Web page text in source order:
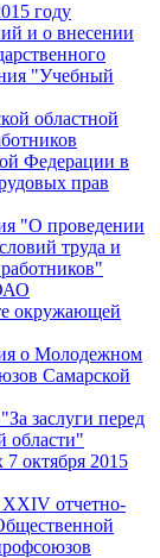
году
и о внесении
"Учебный
областной
Федерации в
прав
"О проведении
труда и
окружающей
о Молодежном
Самарской
заслуги перед
области"
октября 2015
XXIV отчетно-